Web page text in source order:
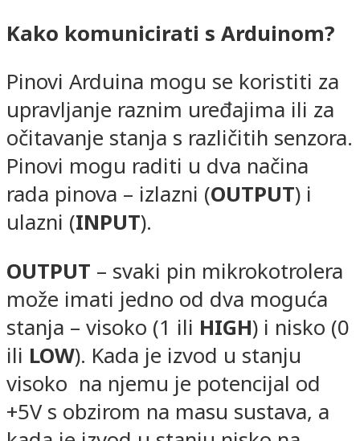
Kako komunicirati s Arduinom?
Pinovi Arduina mogu se koristiti za
upravljanje raznim uređajima ili za
očitavanje stanja s različitih senzora.
Pinovi mogu raditi u dva načina
rada pinova – izlazni (OUTPUT) i
ulazni (INPUT).
OUTPUT – svaki pin mikrokotrolera
može imati jedno od dva moguća
stanja – visoko (1 ili HIGH) i nisko (0
ili LOW). Kada je izvod u stanju
visoko na njemu je potencijal od
+5V s obzirom na masu sustava, a